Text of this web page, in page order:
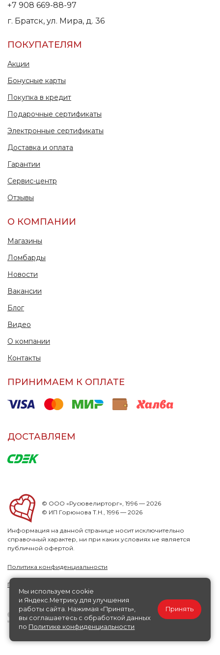
+7 908 669-88-97
г. Братск, ул. Мира, д. 36
ПОКУПАТЕЛЯМ
Акции
Бонусные карты
Покупка в кредит
Подарочные сертификаты
Электронные сертификаты
Доставка и оплата
Гарантии
Сервис-центр
Отзывы
О КОМПАНИИ
Магазины
Ломбарды
Новости
Вакансии
Блог
Видео
О компании
Контакты
ПРИНИМАЕМ К ОПЛАТЕ
ДОСТАВЛЯЕМ
© ООО «Русювелирторг», 1996 — 2026
© ИП Горюнова Т.Н., 1996 — 2026
Информация на данной странице носит исключительно
справочный характер, ни при каких условиях не является
публичной офертой.
Политика конфиденциальности
Публичная офера
Мы используем cookie
и Яндекс.Метрику для улучшения
работы сайта. Нажимая «Принять»,
вы соглашаетесь с обработкой данных
по Политике конфиденциальности
Принять